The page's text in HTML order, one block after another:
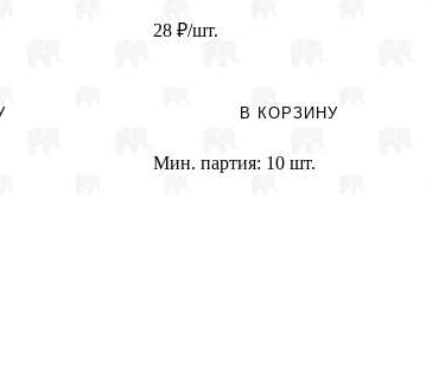
28 ₽/шт.
В КОРЗИНУ
Мин. партия: 10 шт.